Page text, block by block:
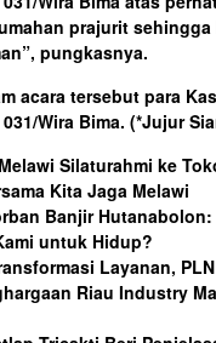
prajurit
pungkasnya.
acara tersebut para
Wira Bima. (*Jujur
Silaturahmi ke
Kita Jaga Melawi
Banjir
untuk Hidup?
Layanan,
Riau Industry